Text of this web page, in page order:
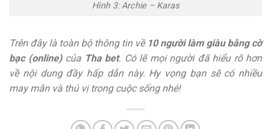
Hình 3: Archie – Karas
Trên đây là toàn bộ thông tin về 10 người làm giàu bằng cờ
bạc (online) của Tha bet. Có lẽ mọi người đã hiểu rõ hơn
về nội dung đầy hấp dẫn này. Hy vọng bạn sẽ có nhiều
may mắn và thú vị trong cuộc sống nhé!